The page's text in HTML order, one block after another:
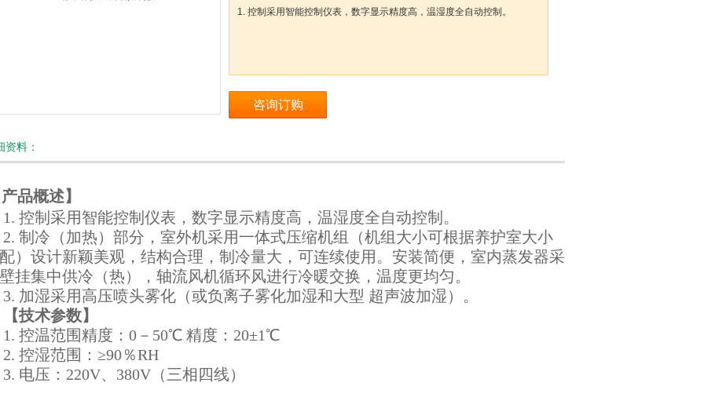
1. 控制采用智能控制仪表，数字显示精度高，温湿度全自动控制。
咨询订购
资料：
品概述】
1. 控制采用智能控制仪表，数字显示精度高，温湿度全自动控制。
2. 制冷（加热）部分，室外机采用一体式压缩机组（机组大小可根据养护室大小
）设计新颖美观，结构合理，制冷量大，可连续使用。安装简便，室内蒸发器采
挂集中供冷（热），轴流风机循环风进行冷暖交换，温度更均匀。
3. 加湿采用高压喷头雾化（或负离子雾化加湿和大型 超声波加湿）。
【技术参数】
1. 控温范围精度：0－50℃ 精度：20±1℃
2. 控湿范围：≥90％RH
3. 电压：220V、380V（三相四线）